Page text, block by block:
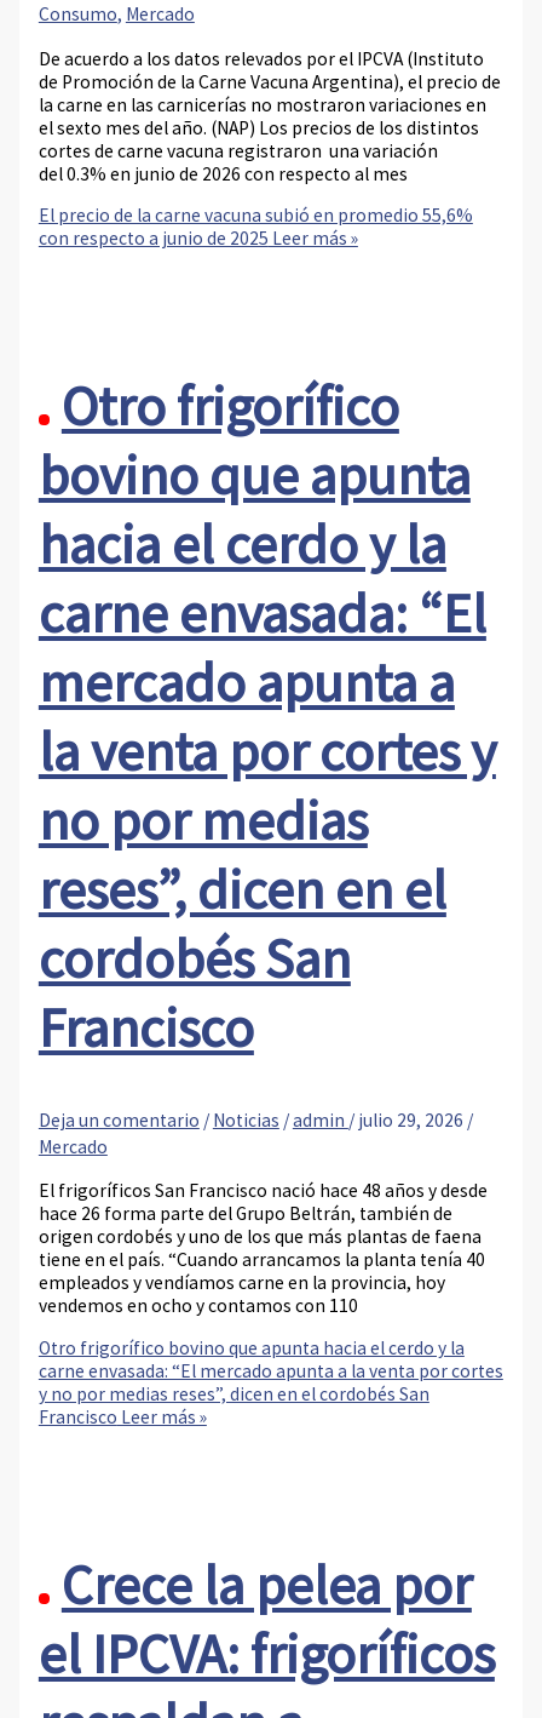
Consumo, Mercado
De acuerdo a los datos relevados por el IPCVA (Instituto
de Promoción de la Carne Vacuna Argentina), el precio de
la carne en las carnicerías no mostraron variaciones en
el sexto mes del año. (NAP) Los precios de los distintos
cortes de carne vacuna registraron una variación
del 0.3% en junio de 2026 con respecto al mes
El precio de la carne vacuna subió en promedio 55,6%
con respecto a junio de 2025 Leer más »
Otro frigorífico
bovino que apunta
hacia el cerdo y la
carne envasada: “El
mercado apunta a
la venta por cortes y
no por medias
reses”, dicen en el
cordobés San
Francisco
Deja un comentario / Noticias /admin / julio 29, 2026 /
Mercado
El frigoríficos San Francisco nació hace 48 años y desde
hace 26 forma parte del Grupo Beltrán, también de
origen cordobés y uno de los que más plantas de faena
tiene en el país. “Cuando arrancamos la planta tenía 40
empleados y vendíamos carne en la provincia, hoy
vendemos en ocho y contamos con 110
Otro frigorífico bovino que apunta hacia el cerdo y la
carne envasada: “El mercado apunta a la venta por cortes
y no por medias reses”, dicen en el cordobés San
Francisco Leer más »
Crece la pelea por
el IPCVA: frigoríficos